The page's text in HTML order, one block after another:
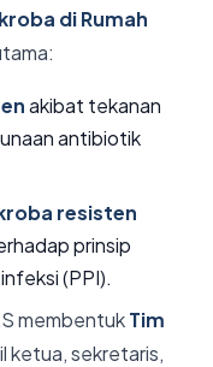
di Rumah
akibat tekanan
antibiotik
resisten
prinsip
(PPI).
membentukTim
ketua, sekretaris,